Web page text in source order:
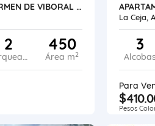
CASA FINCA EN VENTA EL CARMEN DE VIBORAL / ANTIOQUIA
2
Parqueadero
450
Área m2
La Ceja,
3
Alcobas
Para
Pesos